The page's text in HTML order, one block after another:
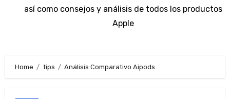
así como consejos y análisis de todos los productos
Apple
Home tips Análisis Comparativo Aipods